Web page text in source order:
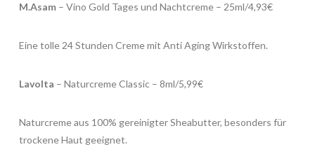
M.Asam– Vino Gold Tages und Nachtcreme – 25ml/4,93€
Eine tolle 24 Stunden Creme mit Anti Aging Wirkstoffen.
Lavolta – Naturcreme Classic – 8ml/5,99€
Naturcreme aus 100% gereinigter Sheabutter, besonders für
trockene Haut geeignet.